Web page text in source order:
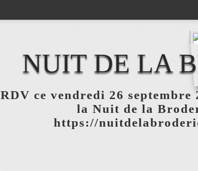
NUIT DE LA
RDV ce vendredi 26
la Nuit de la
https://